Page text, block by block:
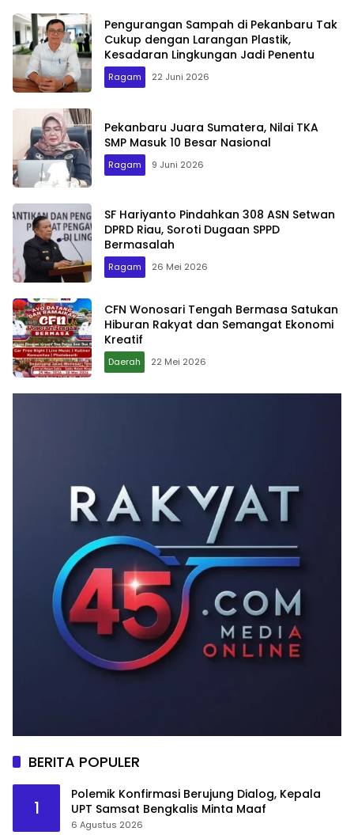
Pengurangan Sampah di Pekanbaru Tak
Cukup dengan Larangan Plastik,
Kesadaran Lingkungan Jadi Penentu
Ragam 22 Juni 2026
Pekanbaru Juara Sumatera, Nilai TKA
SMP Masuk 10 Besar Nasional
Ragam 9 Juni 2026
SF Hariyanto Pindahkan 308 ASN Setwan
DPRD Riau, Soroti Dugaan SPPD
Bermasalah
Ragam 26 Mei 2026
CFN Wonosari Tengah Bermasa Satukan
Hiburan Rakyat dan Semangat Ekonomi
Kreatif
Daerah 22 Mei 2026
BERITA POPULER
1
Polemik Konfirmasi Berujung Dialog, Kepala
UPT Samsat Bengkalis Minta Maaf
6 Agustus 2026